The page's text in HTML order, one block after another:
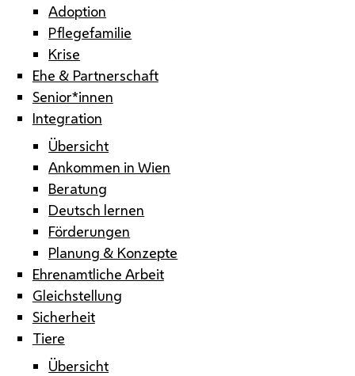
Adoption
Pflegefamilie
Krise
Ehe & Partnerschaft
Senior*innen
Integration
Übersicht
Ankommen in Wien
Beratung
Deutsch lernen
Förderungen
Planung & Konzepte
Ehrenamtliche Arbeit
Gleichstellung
Sicherheit
Tiere
Übersicht